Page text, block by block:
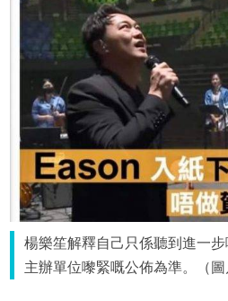
楊樂笙解釋自己只係聽到進一
主辦單位嚟緊嘅公佈為準。（圖